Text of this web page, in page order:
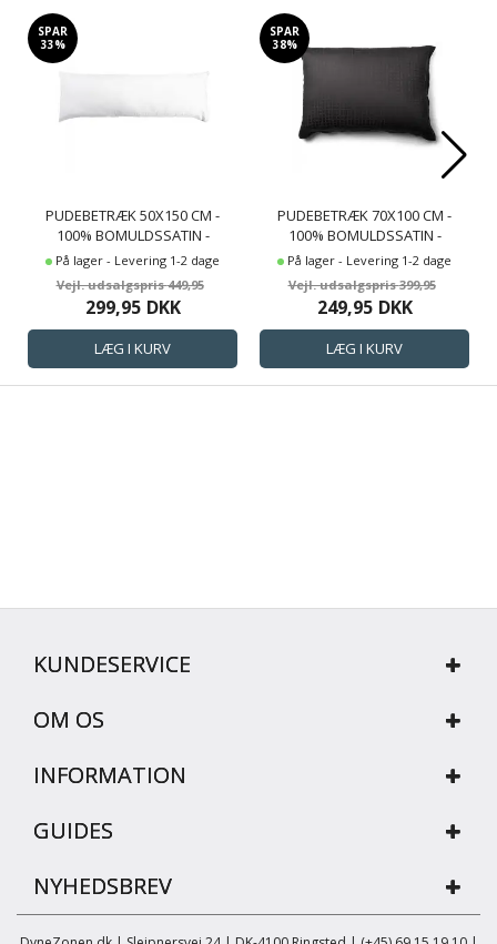
SPAR
33%
PUDEBETRÆK 50X150 CM -
100% BOMULDSSATIN -
MULTIPUDE - KLASSISK HVIDE
På lager - Levering 1-2 dage
449,95
299,95 DKK
SPAR
38%
PUDEBETRÆK 70X100 CM -
100% BOMULDSSATIN -
GAVLPUDE - MØRKEGRÅT
JACQUARDVÆVET
På lager - Levering 1-2 dage
399,95
249,95 DKK
KUNDESERVICE
OM OS
INFORMATION
GUIDES
NYHEDSBREV